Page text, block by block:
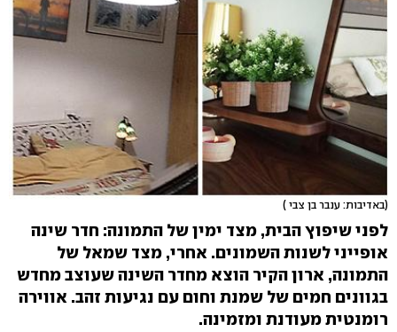
(באדיבות: ענבר בן צבי )
לפני שיפוץ הבית, מצד ימין של התמונה: חדר שינה
אופייני לשנות השמונים. אחרי, מצד שמאל של
התמונה, ארון הקיר הוצא מחדר השינה שעוצב מחדש
בגוונים חמים של שמנת וחום עם נגיעות זהב. אווירה
רומנטית מעודנת ומזמינה.